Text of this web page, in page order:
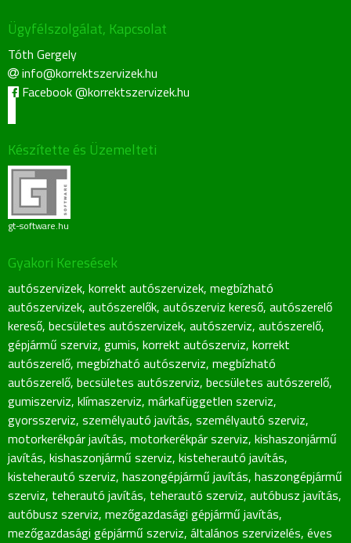
Ügyfélszolgálat, Kapcsolat
Tóth Gergely
info@korrektszervizek.hu
Facebook @korrektszervizek.hu
Készítette és Üzemelteti
gt-software.hu
Gyakori Keresések
autószervizek, korrekt autószervizek, megbízható
autószervizek, autószerelők, autószerviz kereső, autószerelő
kereső, becsületes autószervizek, autószerviz, autószerelő,
gépjármű szerviz, gumis, korrekt autószerviz, korrekt
autószerelő, megbízható autószerviz, megbízható
autószerelő, becsületes autószerviz, becsületes autószerelő,
gumiszerviz, klímaszerviz, márkafüggetlen szerviz,
gyorsszerviz, személyautó javítás, személyautó szerviz,
motorkerékpár javítás, motorkerékpár szerviz, kishaszonjármű
javítás, kishaszonjármű szerviz, kisteherautó javítás,
kisteherautó szerviz, haszongépjármű javítás, haszongépjármű
szerviz, teherautó javítás, teherautó szerviz, autóbusz javítás,
autóbusz szerviz, mezőgazdasági gépjármű javítás,
mezőgazdasági gépjármű szerviz, általános szervizelés, éves